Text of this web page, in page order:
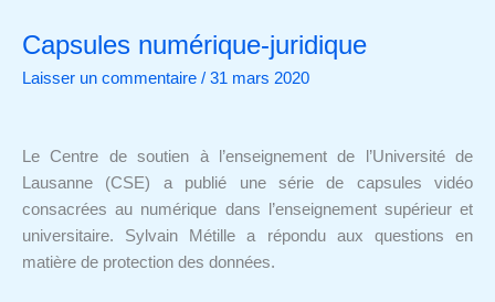
Capsules numérique-juridique
Laisser un commentaire / 31 mars 2020
Le Centre de soutien à l’enseignement de l’Université de
Lausanne (CSE) a publié une série de capsules vidéo
consacrées au numérique dans l’enseignement supérieur et
universitaire. Sylvain Métille a répondu aux questions en
matière de protection des données.
Capsules
numérique-